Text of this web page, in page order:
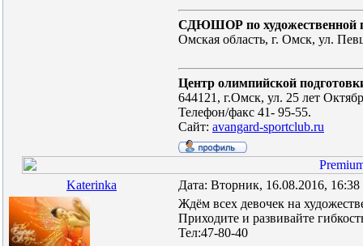
СДЮШОР по художественной
Омская область, г. Омск, ул.
Центр олимпийской
644121, г.Омск, ул. 25 лет
Телефон/факс 41- 95-55.
Сайт: avangard-sportclub.ru
Katerinka
Дата: Вторник, 16.08.2016,
Ждём всех девочек на
Приходите и развивайте
Тел:47-80-40